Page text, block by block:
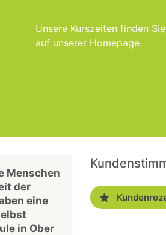
Unsere Kurszeiten finden
auf unserer Homepage.
Menschen
der
eine
in Ober